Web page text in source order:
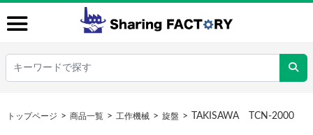
トップページ 商品一覧 工作機械 旋盤 TAKISAWA TCN-2000